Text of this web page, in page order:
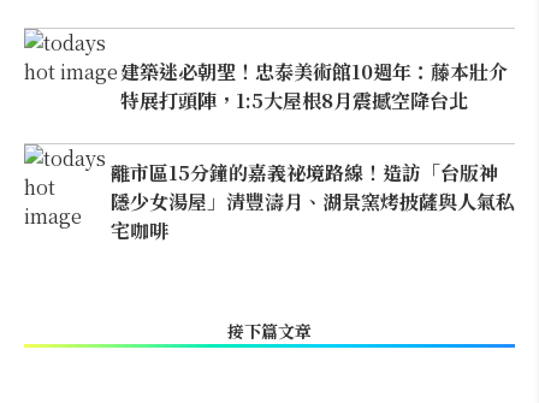
建築迷必朝聖！忠泰美術館10週年：藤本壯介
特展打頭陣，1:5大屋根8月震撼空降台北
離市區15分鐘的嘉義祕境路線！造訪「台版神
隱少女湯屋」清豐濤月、湖景窯烤披薩與人氣私
宅咖啡
接下篇文章